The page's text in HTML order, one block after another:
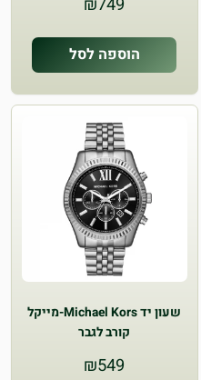
הוספה לסל
שעון יד Michael Kors-מייקל
קורב לגבר
₪549